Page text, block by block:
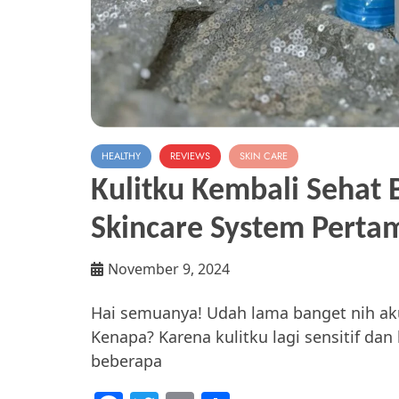
HEALTHY REVIEWS SKIN CARE
Kulitku Kembali Sehat
Skincare System
November 9, 2024
Hai semuanya! Udah lama banget nih
Kenapa? Karena kulitku lagi sensitif
beberapa